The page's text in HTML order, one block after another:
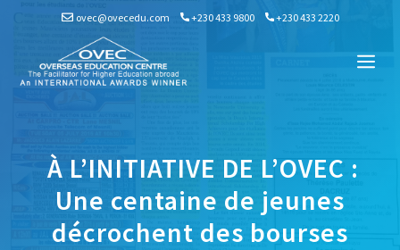
ovec@ovecedu.com +230 433 9800 +230 433 2220
À L’INITIATIVE DE L’OVEC :
Une centaine de jeunes
décrochent des bourses